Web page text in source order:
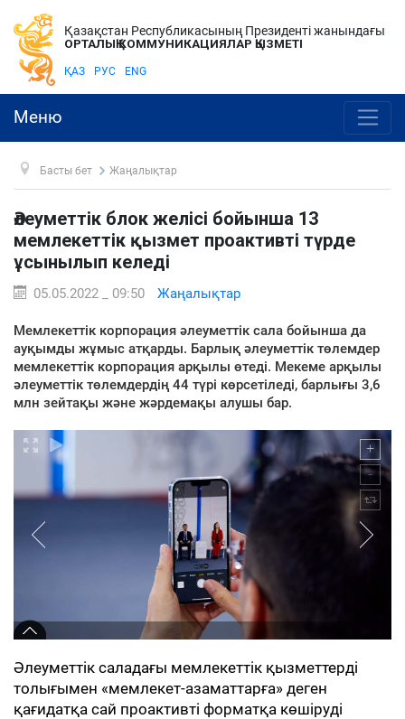
Қазақстан Республикасының Президенті жанындағы
ОРТАЛЫҚ КОММУНИКАЦИЯЛАР ҚЫЗМЕТІ
ҚАЗ РУС ENG
Меню
Басты бет Жаңалықтар
Әлеуметтік блок желісі бойынша 13
мемлекеттік қызмет проактивті түрде
ұсынылып келеді
05.05.2022 _ 09:50 Жаңалықтар
Мемлекеттік корпорация әлеуметтік сала бойынша да
ауқымды жұмыс атқарды. Барлық әлеуметтік төлемдер
мемлекеттік корпорация арқылы өтеді. Мекеме арқылы
әлеуметтік төлемдердің 44 түрі көрсетіледі, барлығы 3,6
млн зейтақы және жәрдемақы алушы бар.
Әлеуметтік саладағы мемлекеттік қызметтерді
толығымен «мемлекет-азаматтарға» деген
қағидатқа сай проактивті форматқа көшіруді